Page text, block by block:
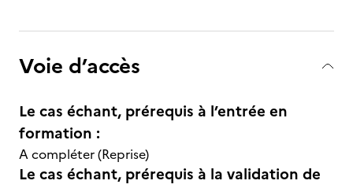
Voie d’accès
Le cas échant, prérequis à l’entrée en
formation :
A compléter (Reprise)
Le cas échant, prérequis à la validation de